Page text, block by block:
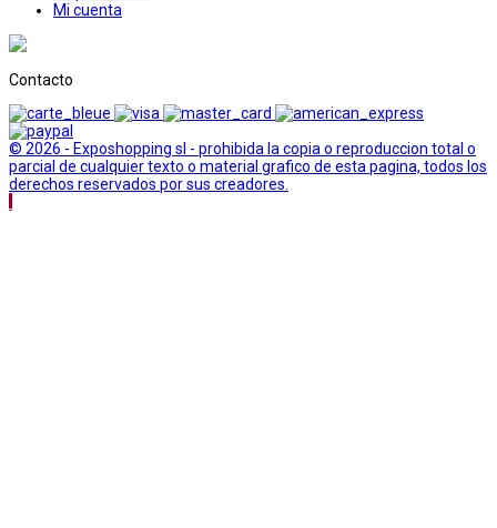
Mi cuenta
Contacto
© 2026 - Exposhopping sl - prohibida la copia o reproduccion total o
parcial de cualquier texto o material grafico de esta pagina, todos los
derechos reservados por sus creadores.